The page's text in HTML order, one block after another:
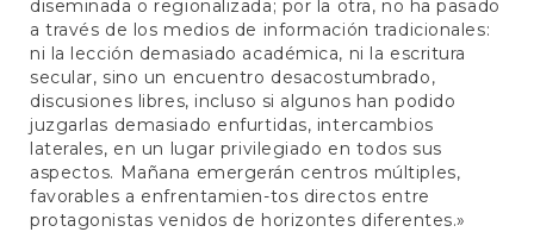
diseminada o regionalizada; por la otra, no ha pasado
a través de los medios de información tradicionales:
ni la lección demasiado académica, ni la escritura
secular, sino un encuentro desacostumbrado,
discusiones libres, incluso si algunos han podido
juzgarlas demasiado enfurtidas, intercambios
laterales, en un lugar privilegiado en todos sus
aspectos. Mañana emergerán centros múltiples,
favorables a enfrentamien-tos directos entre
protagonistas venidos de horizontes diferentes.»